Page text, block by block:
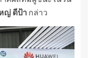
ญ่ ดีป้า กล่าว